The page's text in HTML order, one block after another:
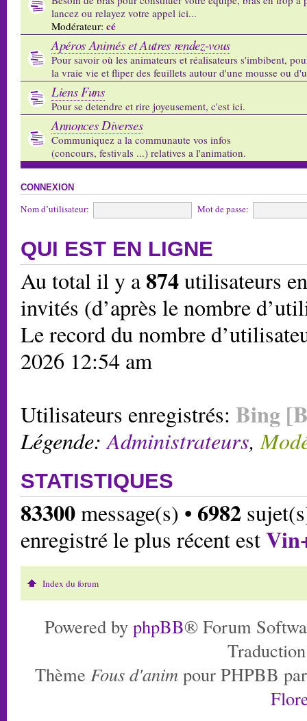
lancez ou relayez votre appel ici...
Modérateur: cé
Apéros Animés et Autres rendez-vous
Pour savoir où les animateurs et réalisateurs s'imbibent,
la vraie vie et fliper des feuillets autour d'une mousse ou
Liens Funs
Pour se detendre et rire joyeusement, c'est ici.
Annonces Diverses
Communiquez a la communaute vos infos
(concours, festivals ...) relatives a l'animation.
CONNEXION
Nom d’utilisateur: Mot de passe:
QUI EST EN LIGNE
Au total il y a874utilisateurs
invités (d’après le nombre
Le record du nombre
2026 12:54 am
Utilisateurs enregistrés: Bing
Légende:Administrateurs,
STATISTIQUES
83300message(s) • 6982
enregistré le plus récent est
Index du forum
Powered by phpBB® Forum
Thème Fous d'anim pour PHPBB